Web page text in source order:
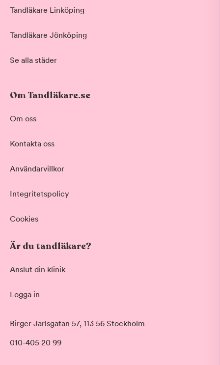
Behandling
Akut tandvård
Grundlig kontroll av tänder och tandkött
Professionell rengöring och puts
Skonsam blekning för vitare tänder
Datum
Tid på dagen
Morgon
Förmiddag
Tandläkare Linköping
Tandläkare Jönköping
Se alla städer
Om Tandläkare.se
Om oss
Kontakta oss
Användarvillkor
Integritetspolicy
Cookies
Är du tandläkare?
Anslut din klinik
Logga in
Birger Jarlsgatan 57, 113 56 Stockholm
010-405 20 99